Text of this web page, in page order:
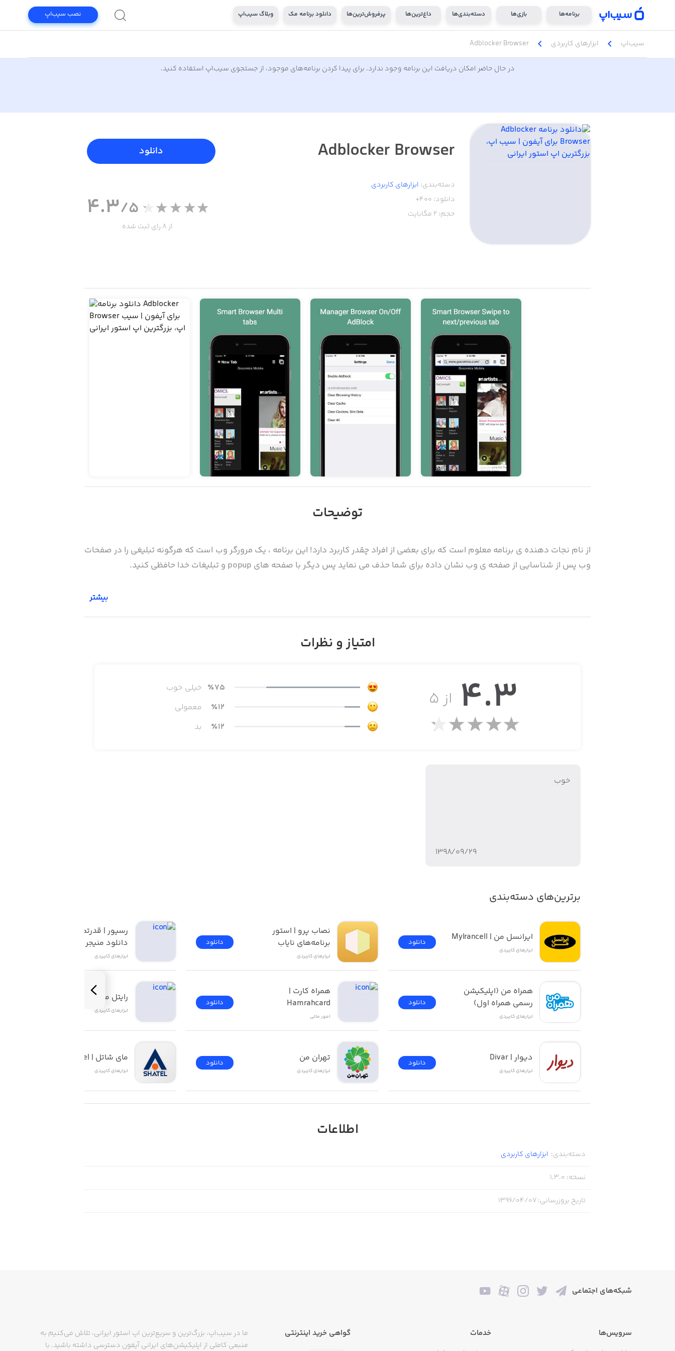
برنامه‌ها بازی‌ها دسته‌بندی‌ها داغ‌ترین‌ها پرفروش‌ترین‌ها دانلود برنامه مک وبلاگ سیب‌اپ نصب سیب‌اپ
سیب‌اپ chevron_left ابزار‌های کاربردی chevron_left
Adblocker Browser
در حال حاضر امکان دریافت این برنامه وجود ندارد. برای پیدا کردن برنامه‌های موجود، از جستجوی سیب‌اپ استفاده کنید.
Adblocker Browser
دسته‌بندی: ابزار‌های کاربردی
دانلود: 400+
حجم: 2 مگابایت
دانلود
4.3/5
از 8 رای ثبت شده
توضیحات
از نام نجات دهنده ي برنامه معلوم است كه براي بعضي از افراد چقدر كاربرد دارد! اين برنامه ، يك مرورگر وب است كه هرگونه تبليغي را در صفحات
وب پس از شناسايي از صفحه ي وب نشان داده براي شما حذف مي نمايد پس ديگر با صفحه هاي popup و تبليغات خدا حافظي كنيد.
بیشتر
امتیاز و نظرات
از ۵ 4.3 ٪75
خیلی خوب
٪12
معمولی
٪12 بد
خوب
۱۳۹۸/۰۹/۲۹
برترین‌های دسته‌بندی
ایرانسل من | MyIrancell
ابزار‌های کاربردی
دانلود
رسمی همراه اول)
ابزار‌های کاربردی
دانلود
دیوار | Divar
ابزار‌های کاربردی
دانلود
برنامه‌های نایاب
ابزار‌های کاربردی
دانلود
Hamrahcard
امور ‌مالی
دانلود
تهران من
ابزار‌های کاربردی
دانلود
دانلود منیجر iOS
ابزار‌های کاربردی
رایتل من | My Rightel
ابزار‌های کاربردی
مای شاتل | My Shatel
ابزار‌های کاربردی
اطلاعات
دسته‌بندی: ابزار‌های کاربردی
نسخه:
1.3.0
تاریخ بروزرسانی:۱۳۹۶/۰۴/۰۷
شبکه‌های اجتماعی
سرویس‌ها خدمات گواهی خرید اینترنتی
ما در سیب‌اپ، بزرگ‌ترین و سریع‌ترین اپ استور ایرانی، تلاش می‌کنیم به
منبعی کاملی از اپلیکیشن‌های ایرانی آیفون دسترسی داشته باشید. با